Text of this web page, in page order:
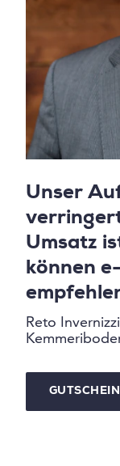
Unser
Umsatz
können
Reto